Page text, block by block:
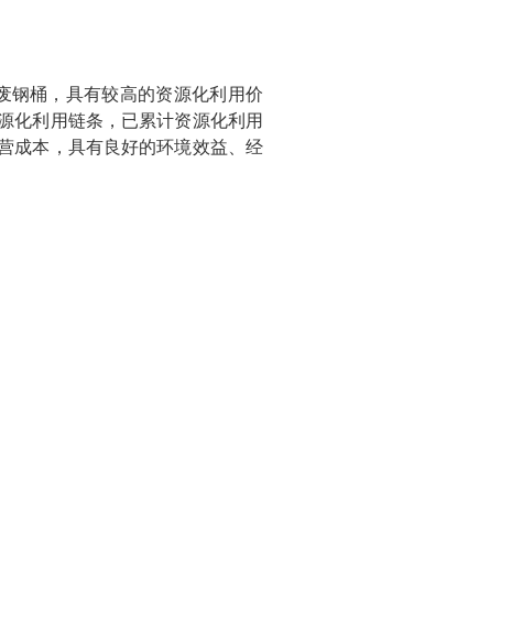
钢桶，具有较高的资源化利用价
化利用链条，已累计资源化利用
成本，具有良好的环境效益、经